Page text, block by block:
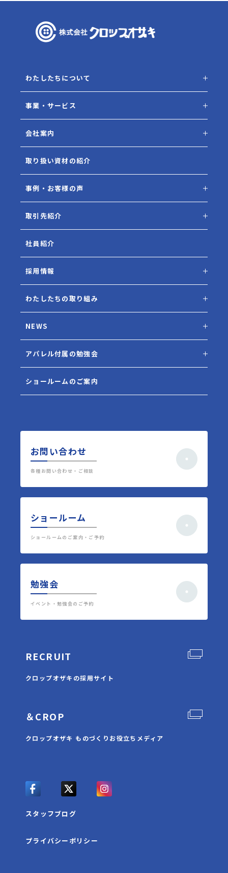
わたしたちについて
事業・サービス
会社案内
取り扱い資材の紹介
事例・お客様の声
取引先紹介
社員紹介
採用情報
わたしたちの取り組み
NEWS
アパレル付属の勉強会
ショールームのご案内
お問い合わせ
各種お問い合わせ・ご相談
ショールーム
ショールームのご案内・ご予約
勉強会
イベント・勉強会のご予約
RECRUIT
クロップオザキの採用サイト
＆CROP
クロップオザキ ものづくりお役立ちメディア
スタッフブログ
プライバシーポリシー